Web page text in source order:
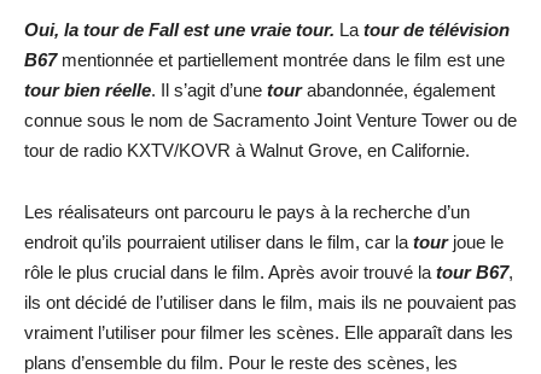
Oui, la tour de Fall est une vraie tour. La tour de télévision
B67mentionnée et partiellement montrée dans le film est une
tour bien réelle. Il s’agit d’une tourabandonnée, également
connue sous le nom de Sacramento Joint Venture Tower ou de
tour de radio KXTV/KOVR à Walnut Grove, en Californie.
Les réalisateurs ont parcouru le pays à la recherche d’un
endroit qu’ils pourraient utiliser dans le film, car la tour joue le
rôle le plus crucial dans le film. Après avoir trouvé la tour B67,
ils ont décidé de l’utiliser dans le film, mais ils ne pouvaient pas
vraiment l’utiliser pour filmer les scènes. Elle apparaît dans les
plans d’ensemble du film. Pour le reste des scènes, les